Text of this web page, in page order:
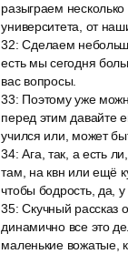
разыграем
университета, от
32:Сделаем
есть мы сегодня
вас вопросы.
33: Поэтому уже
перед этим давайте
учился или, может
34:Ага, так, а есть
там, на квн или ещё
чтобы бодрость, да, у
35:Скучный рассказ
динамично все это
маленькие вожатые,